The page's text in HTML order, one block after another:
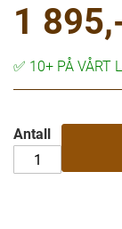
1
✅ 10+ PÅ VÅRT
Antall